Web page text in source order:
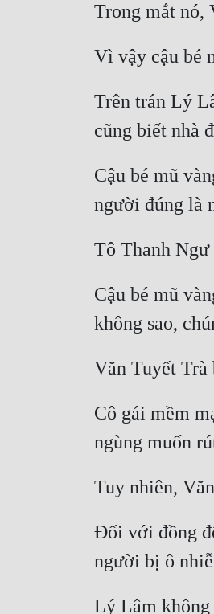
Trong mắt nó,
Vì vậy cậu bé
Trên trán Lý
cũng biết nhà
Cậu bé mũ
người đúng là
Tô Thanh Ngư
Cậu bé mũ
không sao,
Văn Tuyết Trà
Cô gái mềm
ngùng muốn
Tuy nhiên,
Đối với đồng
người bị ô
Lý Lâm không